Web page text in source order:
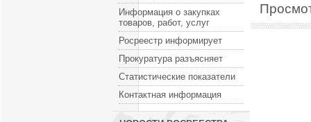
Информация о закупках
товаров, работ, услуг
Росреестр информирует
Прокуратура разъясняет
Статистические показатели
Контактная информация